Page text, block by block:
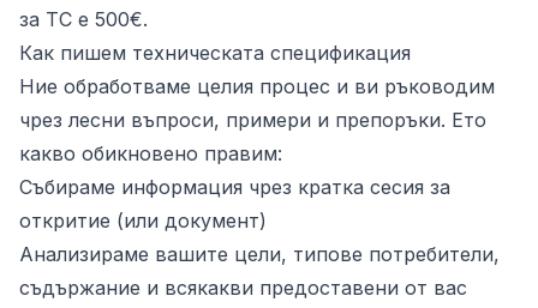
за ТС е 500€.
Как пишем техническата спецификация
Ние обработваме целия процес и ви ръководим
чрез лесни въпроси, примери и препоръки. Ето
какво обикновено правим:
Събираме информация чрез кратка сесия за
откритие (или документ)
Анализираме вашите цели, типове потребители,
съдържание и всякакви предоставени от вас